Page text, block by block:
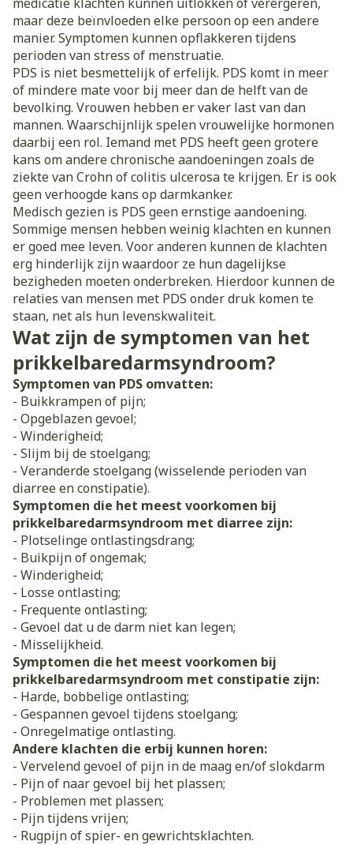
maar deze beïnvloeden elke persoon op een andere
manier. Symptomen kunnen opflakkeren tijdens
perioden van stress of menstruatie.
PDS is niet besmettelijk of erfelijk. PDS komt in meer
of mindere mate voor bij meer dan de helft van de
bevolking. Vrouwen hebben er vaker last van dan
mannen. Waarschijnlijk spelen vrouwelijke hormonen
daarbij een rol. Iemand met PDS heeft geen grotere
kans om andere chronische aandoeningen zoals de
ziekte van Crohn of colitis ulcerosa te krijgen. Er is ook
geen verhoogde kans op darmkanker.
Medisch gezien is PDS geen ernstige aandoening.
Sommige mensen hebben weinig klachten en kunnen
er goed mee leven. Voor anderen kunnen de klachten
erg hinderlijk zijn waardoor ze hun dagelijkse
bezigheden moeten onderbreken. Hierdoor kunnen de
relaties van mensen met PDS onder druk komen te
staan, net als hun levenskwaliteit.
Wat zijn de symptomen van het
prikkelbaredarmsyndroom?
Symptomen van PDS omvatten:
- Buikkrampen of pijn;
- Opgeblazen gevoel;
- Winderigheid;
- Slijm bij de stoelgang;
- Veranderde stoelgang (wisselende perioden van
diarree en constipatie).
Symptomen die het meest voorkomen bij
prikkelbaredarmsyndroom met diarree zijn:
- Plotselinge ontlastingsdrang;
- Buikpijn of ongemak;
- Winderigheid;
- Losse ontlasting;
- Frequente ontlasting;
- Gevoel dat u de darm niet kan legen;
- Misselijkheid.
Symptomen die het meest voorkomen bij
prikkelbaredarmsyndroom met constipatie zijn:
- Harde, bobbelige ontlasting;
- Gespannen gevoel tijdens stoelgang;
- Onregelmatige ontlasting.
Andere klachten die erbij kunnen horen:
- Vervelend gevoel of pijn in de maag en/of slokdarm
- Pijn of naar gevoel bij het plassen;
- Problemen met plassen;
- Pijn tijdens vrijen;
- Rugpijn of spier- en gewrichtsklachten.